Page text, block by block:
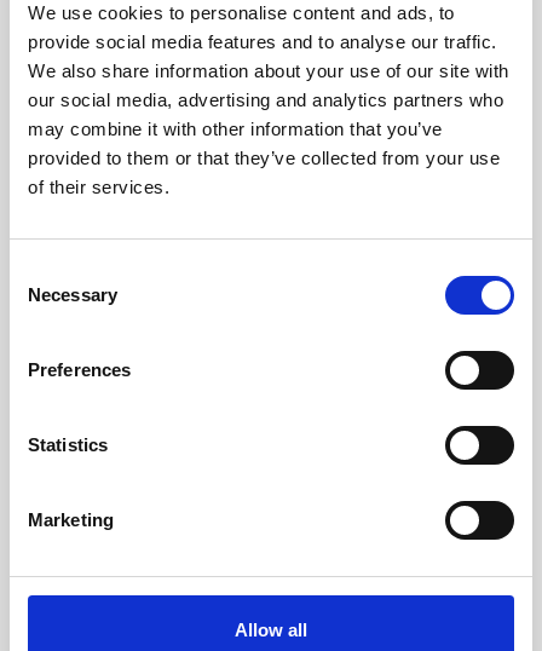
We use cookies to personalise content and ads, to
provide social media features and to analyse our traffic.
We also share information about your use of our site with
our social media, advertising and analytics partners who
may combine it with other information that you’ve
provided to them or that they’ve collected from your use
of their services.
Selection
Necessary
Preferences
Statistics
Marketing
Allow all
ODZYSKIWANIE
Z OSTROŻNOŚCIĄ
Użyteczne części są
skrupulatnie odzyskiwane w
bezpiecznym środowisku ESD,
zapewniając brak uszkodzeń
ani zanieczyszczeń.
BEZPIECZNIE
ZAPAKOWANE
Każda pojedyncza część jest